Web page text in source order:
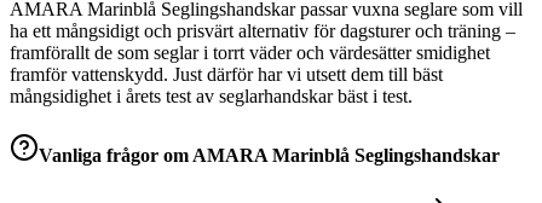
AMARA Marinblå Seglingshandskar passar vuxna seglare som vill
ha ett mångsidigt och prisvärt alternativ för dagsturer och träning –
framförallt de som seglar i torrt väder och värdesätter smidighet
framför vattenskydd. Just därför har vi utsett dem till bäst
mångsidighet i årets test av seglarhandskar bäst i test.
Vanliga frågor om AMARA Marinblå Seglingshandskar